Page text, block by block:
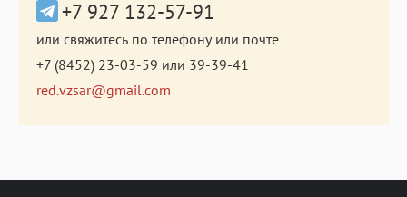
+7 927 132-57-91
или свяжитесь по телефону или почте
+7 (8452) 23-03-59 или 39-39-41
red.vzsar@gmail.com